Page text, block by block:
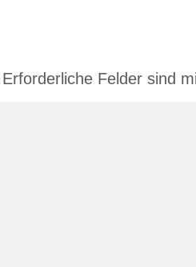
Erforderliche Felder sind